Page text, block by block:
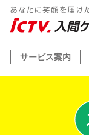
サービス案内